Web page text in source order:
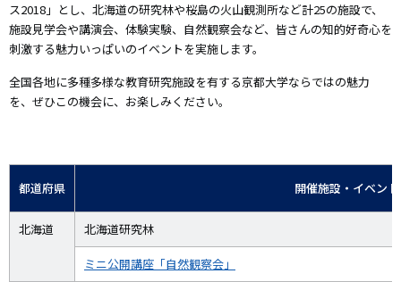
ス2018」とし、北海道の研究林や桜島の火山観測所など計25の施設で、
施設見学会や講演会、体験実験、自然観察会など、皆さんの知的好奇心を
刺激する魅力いっぱいのイベントを実施します。
全国各地に多種多様な教育研究施設を有する京都大学ならではの魅力
を、ぜひこの機会に、お楽しみください。
都道府県 開催施設・イベン
北海道 北海道研究林
ミニ公開講座「自然観察会」